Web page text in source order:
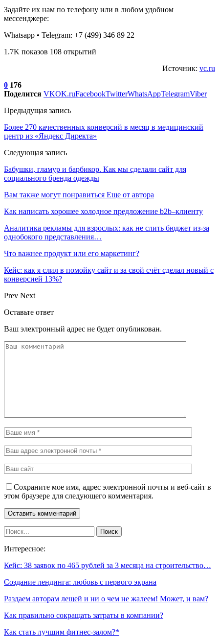
Задайте их нам по телефону или в любом удобном
мессенджере:
Whatsapp • Telegram: +7 (499) 346 89 22
1.7K показов 108 открытий
Источник: vc.ru
0 176
Поделится VKOK.ruFacebookTwitterWhatsAppTelegramViber
Предыдущая запись
Более 270 качественных конверсий в месяц в медицинский
центр из «Яндекс Директа»
Следующая запись
Бабушки, гламур и барбикор. Как мы сделали сайт для
социального бренда одежды
Вам также могут понравиться Еще от автора
Как написать хорошее холодное предложение b2b–клиенту
Аналитика рекламы для взрослых: как не слить бюджет из-за
однобокого представления…
Что важнее продукт или его маркетинг?
Кейс: как я слил в помойку сайт и за свой счёт сделал новый с
конверсией 13%?
Prev Next
Оставьте ответ
Ваш электронный адрес не будет опубликован.
Сохраните мое имя, адрес электронной почты и веб-сайт в
этом браузере для следующего комментария.
Интересное:
Кейс: 38 заявок по 465 рублей за 3 месяца на строительство…
Создание лендинга: любовь с первого экрана
Раздаем авторам лещей и ни о чем не жалеем! Может, и вам?
Как правильно сокращать затраты в компании?
Как стать лучшим фитнес-залом?*